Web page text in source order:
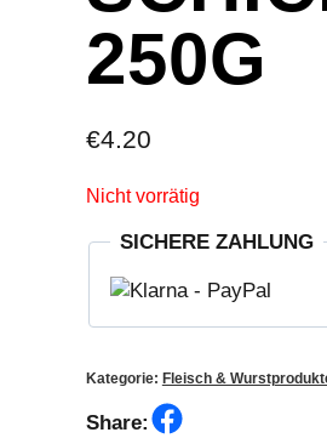
250G
€4.20
Nicht vorrätig
SICHERE ZAHLUNG
Kategorie: Fleisch &
Share: